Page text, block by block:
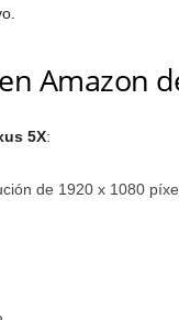
Amazon
5X:
de 1920 x 1080